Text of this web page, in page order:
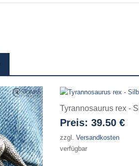
Tyrannosaurus rex -
Preis: 39.50 €
zzgl. Versandkosten
verfügbar